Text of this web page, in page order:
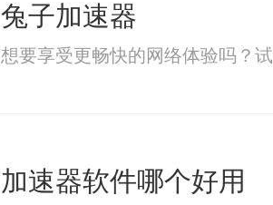
兔子加速器
想要享受更畅快的网络体验吗？
加速器软件哪个好用